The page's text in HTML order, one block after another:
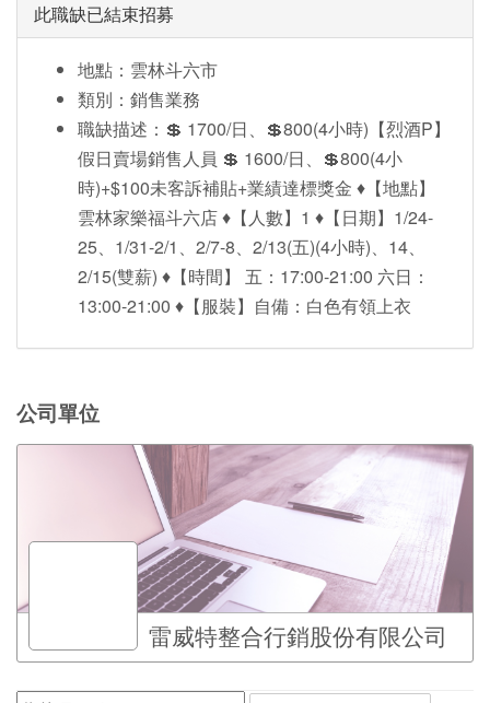
此職缺已結束招募
地點：雲林斗六市
類別：銷售業務
職缺描述：💲 1700/日、💲800(4小時)【烈酒P】
假日賣場銷售人員 💲 1600/日、💲800(4小
時)+$100未客訴補貼+業績達標獎金 ♦【地點】
雲林家樂福斗六店 ♦【人數】1 ♦【日期】1/24-
25、1/31-2/1、2/7-8、2/13(五)(4小時)、14、
2/15(雙薪) ♦【時間】 五：17:00-21:00 六日：
13:00-21:00 ♦【服裝】自備：白色有領上衣
公司單位
雷威特整合行銷股份有限公司